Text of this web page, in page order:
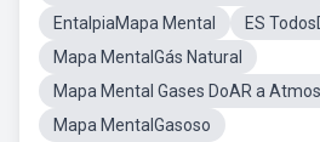
EntalpiaMapa Mental
ES
Mapa MentalGás Natural
Mapa Mental Gases DoAR a
Mapa MentalGasoso